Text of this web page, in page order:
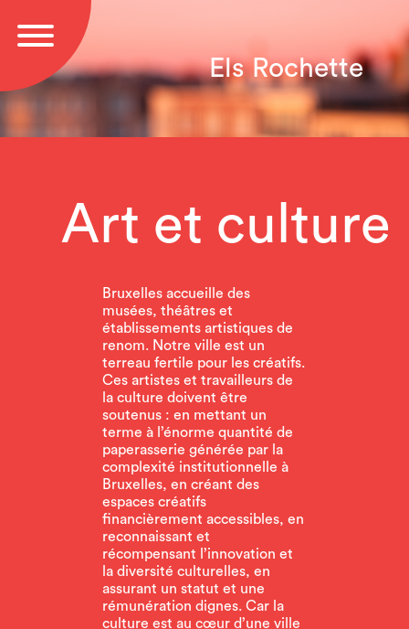
Els Rochette
Art et culture
Bruxelles accueille des
musées, théâtres et
établissements artistiques de
renom. Notre ville est un
terreau fertile pour les créatifs.
Ces artistes et travailleurs de
la culture doivent être
soutenus : en mettant un
terme à l’énorme quantité de
paperasserie générée par la
complexité institutionnelle à
Bruxelles, en créant des
espaces créatifs
financièrement accessibles, en
reconnaissant et
récompensant l’innovation et
la diversité culturelles, en
assurant un statut et une
rémunération dignes. Car la
culture est au cœur d’une ville